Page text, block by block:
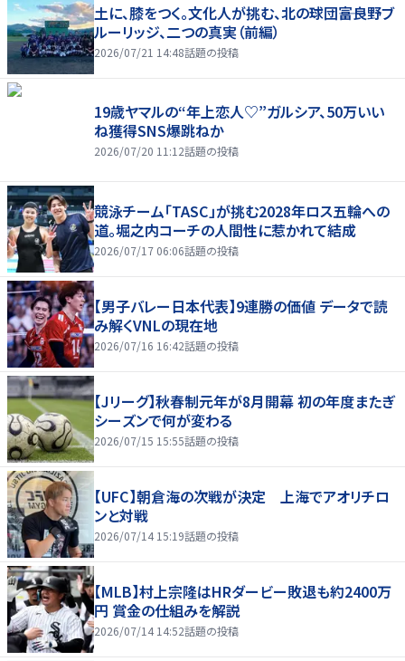
土に、膝をつく。文化人が挑む、北の球団――富良野ブ
ルーリッジ、二つの真実（前編）
2026/07/21 14:48話題の投稿
19歳ヤマルの“年上恋人♡”ガルシア、50万いい
ね獲得SNS爆跳ねか
2026/07/20 11:12話題の投稿
競泳チーム「TASC」が挑む2028年ロス五輪への
道。堀之内コーチの人間性に惹かれて結成
2026/07/17 06:06話題の投稿
【男子バレー日本代表】9連勝の価値 データで読
み解くVNLの現在地
2026/07/16 16:42話題の投稿
【Jリーグ】秋春制元年が8月開幕 初の年度またぎ
シーズンで何が変わる
2026/07/15 15:55話題の投稿
【UFC】朝倉海の次戦が決定 上海でアオリチロ
ンと対戦
2026/07/14 15:19話題の投稿
【MLB】村上宗隆はHRダービー敗退も約2400万
円 賞金の仕組みを解説
2026/07/14 14:52話題の投稿